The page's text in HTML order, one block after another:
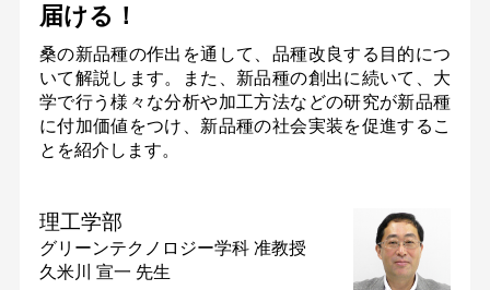
届ける！
桑の新品種の作出を通して、品種改良する目的につ
いて解説します。また、新品種の創出に続いて、大
学で行う様々な分析や加工方法などの研究が新品種
に付加価値をつけ、新品種の社会実装を促進するこ
とを紹介します。
理工学部
グリーンテクノロジー学科 准教授
久米川 宣一 先生